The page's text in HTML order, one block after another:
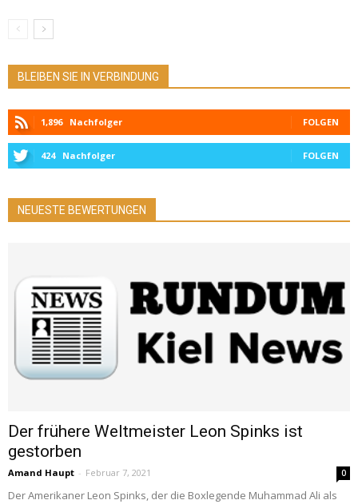
BLEIBEN SIE IN VERBINDUNG
1,896 Nachfolger FOLGEN
424 Nachfolger FOLGEN
NEUESTE BEWERTUNGEN
Der frühere Weltmeister Leon Spinks ist
gestorben
Amand Haupt - Februar 7, 2021 0
Der Amerikaner Leon Spinks, der die Boxlegende Muhammad Ali als